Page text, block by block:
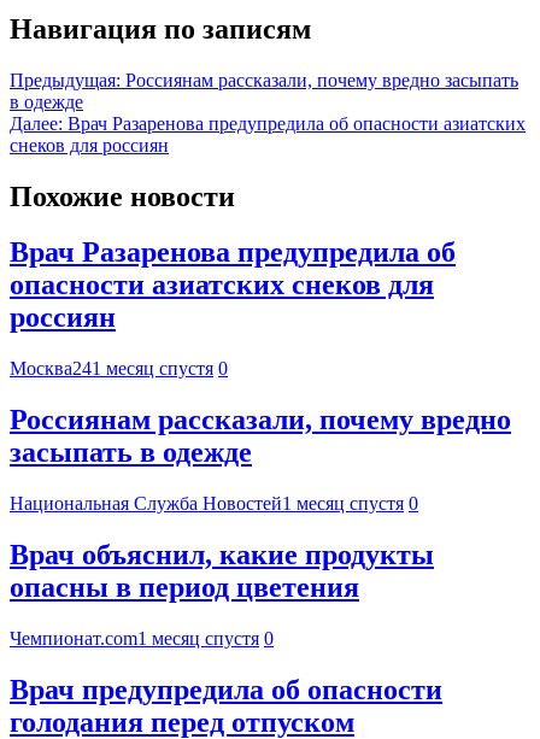
Навигация по записям
Предыдущая: Россиянам рассказали, почему вредно засыпать
в одежде
Далее: Врач Разаренова предупредила об опасности азиатских
снеков для россиян
Похожие новости
Врач Разаренова предупредила об
опасности азиатских снеков для
россиян
Москва241 месяц спустя 0
Россиянам рассказали, почему вредно
засыпать в одежде
Национальная Служба Новостей1 месяц спустя 0
Врач объяснил, какие продукты
опасны в период цветения
Чемпионат.com1 месяц спустя 0
Врач предупредила об опасности
голодания перед отпуском